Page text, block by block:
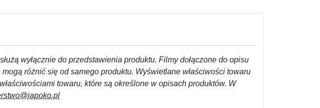
wyłącznie do przedstawienia produktu. Filmy dołączone do opisu
różnić się od samego produktu. Wyświetlane właściwości towaru
towaru, które są określone w opisach produktów. W